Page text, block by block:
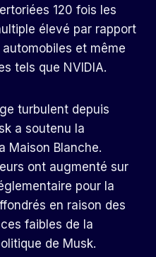
120 fois les
élevé par rapport
et même
tels que NVIDIA.
turbulent depuis
a soutenu la
Maison Blanche.
ont augmenté sur
pour la
en raison des
faibles de la
de Musk.